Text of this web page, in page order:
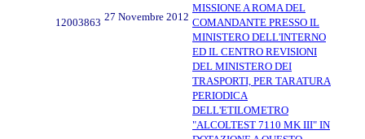
12003863 27 Novembre 2012
MISSIONE A ROMA DEL
COMANDANTE PRESSO IL
MINISTERO DELL'INTERNO
ED IL CENTRO REVISIONI
DEL MINISTERO DEI
TRASPORTI, PER TARATURA
PERIODICA
DELL'ETILOMETRO
"ALCOLTEST 7110 MK III" IN